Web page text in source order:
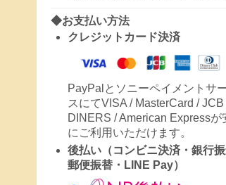
◆お支払い方法
クレジットカード決済
PayPalとソニーペイメントサ
スにてVISA / MasterCard / JCB
DINERS / American Expressが
にご利用いただけます。
後払い（コンビニ決済・銀行振
郵便振替・LINE Pay）